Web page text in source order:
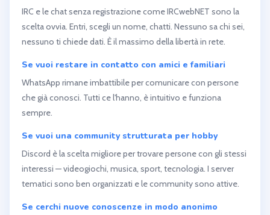
IRC e le chat senza registrazione come IRCwebNET sono la
scelta ovvia. Entri, scegli un nome, chatti. Nessuno sa chi sei,
nessuno ti chiede dati. È il massimo della libertà in rete.
Se vuoi restare in contatto con amici e familiari
WhatsApp rimane imbattibile per comunicare con persone
che già conosci. Tutti ce l'hanno, è intuitivo e funziona
sempre.
Se vuoi una community strutturata per hobby
Discord è la scelta migliore per trovare persone con gli stessi
interessi — videogiochi, musica, sport, tecnologia. I server
tematici sono ben organizzati e le community sono attive.
Se cerchi nuove conoscenze in modo anonimo